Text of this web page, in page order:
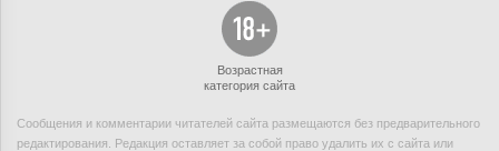
Возрастная
категория сайта
Сообщения и комментарии читателей сайта размещаются без предварительного
редактирования. Редакция оставляет за собой право удалить их с сайта или